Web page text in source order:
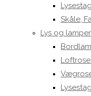
Skåle,
Lys og lamper